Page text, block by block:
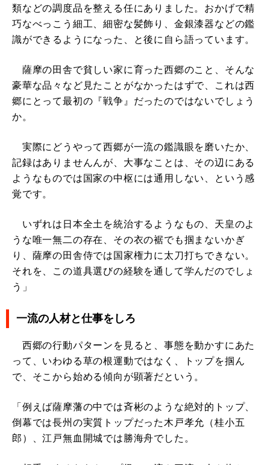
類などの調度品を整える任にありました。おかげで精
巧なべっこう細工、細密な髪飾り、金銀漆器などの鑑
識ができるようになった、と後に自ら語っています。
薩摩の田舎で貧しい家に育った西郷のこと、そんな
豪華な品々など見たことがなかったはずで、これは西
郷にとって最初の『戦争』だったのではないでしょう
か。
実際にどうやって西郷が一流の鑑識眼を磨いたか、
記録はありませんんが、大事なことは、その辺にある
ようなものでは国家の中枢には通用しない、という感
覚です。
いずれは日本全土を統治するようなもの、天皇のよ
うな唯一無二の存在、その衣の裾でも掴まないかぎ
り、薩摩の田舎侍では国家権力に太刀打ちできない。
それを、この道具選びの経験を通して学んだのでしょ
う」
一流の人材と仕事をしろ
西郷の行動パターンを見ると、事態を動かすにあた
って、いわゆる草の根運動ではなく、トップを掴ん
で、そこから始める傾向が顕著だという。
「例えば薩摩藩の中では斉彬のような絶対的トップ、
倒幕では長州の実質トップだった木戸孝允（桂小五
郎）、江戸無血開城では勝海舟でした。